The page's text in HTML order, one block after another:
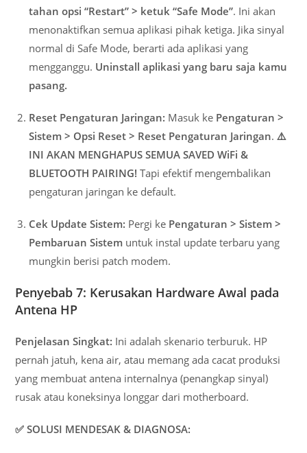
tahan opsi “Restart” > ketuk “Safe Mode”. Ini akan
menonaktifkan semua aplikasi pihak ketiga. Jika sinyal
normal di Safe Mode, berarti ada aplikasi yang
mengganggu. Uninstall aplikasi yang baru saja kamu
pasang.
Reset Pengaturan Jaringan: Masuk ke Pengaturan >
Sistem > Opsi Reset > Reset Pengaturan Jaringan. ⚠️
INI AKAN MENGHAPUS SEMUA SAVED WiFi &
BLUETOOTH PAIRING! Tapi efektif mengembalikan
pengaturan jaringan ke default.
Cek Update Sistem: Pergi ke Pengaturan > Sistem >
Pembaruan Sistem untuk instal update terbaru yang
mungkin berisi patch modem.
Penyebab 7: Kerusakan Hardware Awal pada
Antena HP
Penjelasan Singkat: Ini adalah skenario terburuk. HP
pernah jatuh, kena air, atau memang ada cacat produksi
yang membuat antena internalnya (penangkap sinyal)
rusak atau koneksinya longgar dari motherboard.
✅ SOLUSI MENDESAK & DIAGNOSA: